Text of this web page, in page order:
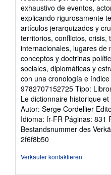
exhaustivo de eventos,
explicando rigurosamente
artículos jerarquizados y
territorios, conflictos, crisis,
internacionales, lugares de
conceptos y doctrinas
sociales, diplomáticas y
con una cronología e
9782707152725 Tipo:
Le dictionnaire historique
Autor: Serge Cordellier
Idioma: fr-FR Páginas: 831
Bestandsnummer des
2f6f8b50
Verkäufer kontaktieren